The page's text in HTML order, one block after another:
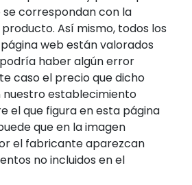
correspondan con la
Así mismo, todos los
web están valorados
haber algún error
caso el precio que dicho
establecimiento
el que figura en esta página
que en la imagen
el fabricante aparezcan
no incluidos en el